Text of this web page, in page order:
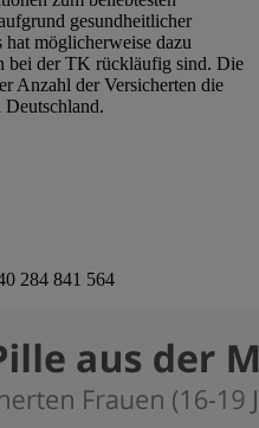
gesundheitlicher
möglicherweise dazu
bei der TK rückläufig sind. Die
Anzahl der Versicherten die
Deutschland.
284 841 564